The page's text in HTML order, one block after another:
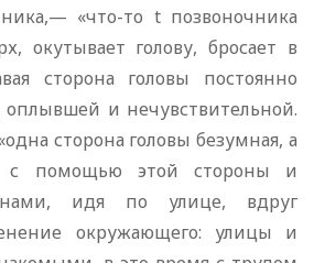
«что-то t позвоночника
окутывает голову, бросает в
сторона головы постоянно
оплывшей и нечувствительной.
сторона головы безумная, а
с помощью этой стороны и
идя по улице, вдруг
окружающего: улицы и